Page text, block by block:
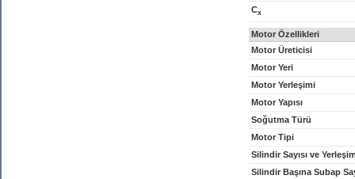
Cx
Motor Özellikleri
Motor Üreticisi
Motor Yeri
Motor Yerleşimi
Motor Yapısı
Soğutma Türü
Motor Tipi
Silindir Sayısı ve
Silindir Başına Subap